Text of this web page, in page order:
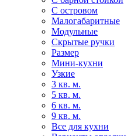
С островом
Малогабаритные
Модульные
Скрытые ручки
Размер
Мини-кухни
Узкие
3 кв. м.
5 кв. м.
6 кв. м.
9 кв. м.
Все для кухни